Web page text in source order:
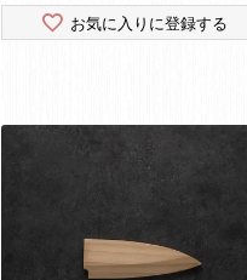
お気に入りに登録する